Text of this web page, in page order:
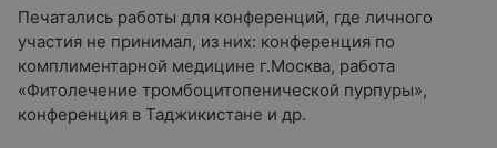
Печатались работы для конференций, где личного
участия не принимал, из них: конференция по
комплиментарной медицине г.Москва, работа
«Фитолечение тромбоцитопенической пурпуры»,
конференция в Таджикистане и др.